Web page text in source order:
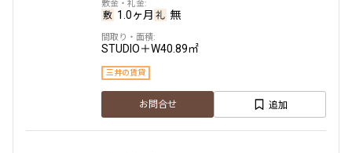
1.0ヶ月 無
STUDIO＋W40.89㎡
三井の賃貸
お問合せ 追加